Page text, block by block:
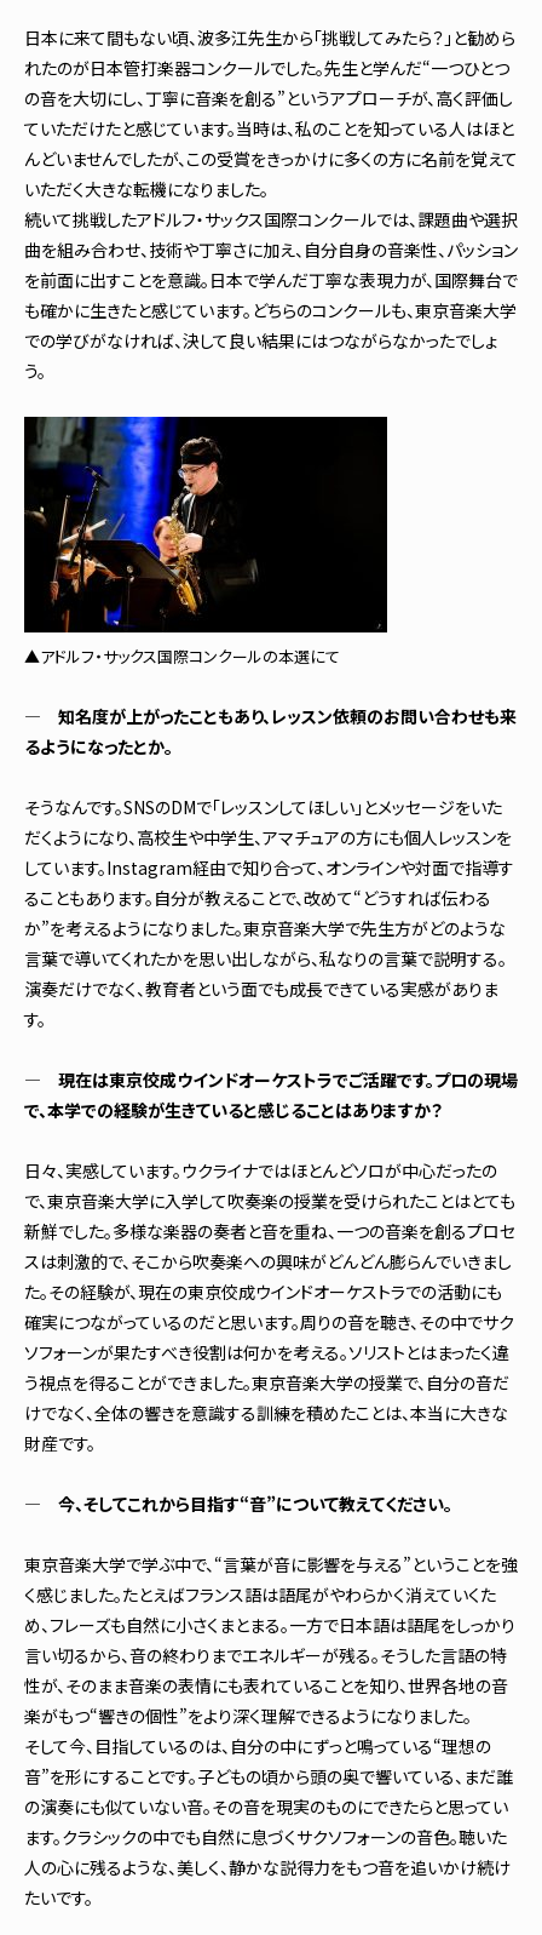
日本に来て間もない頃、波多江先生から「挑戦してみたら？」と勧めら
れたのが日本管打楽器コンクールでした。先生と学んだ“一つひとつ
の音を大切にし、丁寧に音楽を創る”というアプローチが、高く評価し
ていただけたと感じています。当時は、私のことを知っている人はほと
んどいませんでしたが、この受賞をきっかけに多くの方に名前を覚えて
いただく大きな転機になりました。
続いて挑戦したアドルフ・サックス国際コンクールでは、課題曲や選択
曲を組み合わせ、技術や丁寧さに加え、自分自身の音楽性、パッション
を前面に出すことを意識。日本で学んだ丁寧な表現力が、国際舞台で
も確かに生きたと感じています。どちらのコンクールも、東京音楽大学
での学びがなければ、決して良い結果にはつながらなかったでしょ
う。
▲アドルフ・サックス国際コンクールの本選にて
― 知名度が上がったこともあり、レッスン依頼のお問い合わせも来
るようになったとか。
そうなんです。SNSのDMで「レッスンしてほしい」とメッセージをいた
だくようになり、高校生や中学生、アマチュアの方にも個人レッスンを
しています。Instagram経由で知り合って、オンラインや対面で指導す
ることもあります。自分が教えることで、改めて“どうすれば伝わる
か”を考えるようになりました。東京音楽大学で先生方がどのような
言葉で導いてくれたかを思い出しながら、私なりの言葉で説明する。
演奏だけでなく、教育者という面でも成長できている実感がありま
す。
― 現在は東京佼成ウインドオーケストラでご活躍です。プロの現場
で、本学での経験が生きていると感じることはありますか？
日々、実感しています。ウクライナではほとんどソロが中心だったの
で、東京音楽大学に入学して吹奏楽の授業を受けられたことはとても
新鮮でした。多様な楽器の奏者と音を重ね、一つの音楽を創るプロセ
スは刺激的で、そこから吹奏楽への興味がどんどん膨らんでいきまし
た。その経験が、現在の東京佼成ウインドオーケストラでの活動にも
確実につながっているのだと思います。周りの音を聴き、その中でサク
ソフォーンが果たすべき役割は何かを考える。ソリストとはまったく違
う視点を得ることができました。東京音楽大学の授業で、自分の音だ
けでなく、全体の響きを意識する訓練を積めたことは、本当に大きな
財産です。
― 今、そしてこれから目指す“音”について教えてください。
東京音楽大学で学ぶ中で、“言葉が音に影響を与える”ということを強
く感じました。たとえばフランス語は語尾がやわらかく消えていくた
め、フレーズも自然に小さくまとまる。一方で日本語は語尾をしっかり
言い切るから、音の終わりまでエネルギーが残る。そうした言語の特
性が、そのまま音楽の表情にも表れていることを知り、世界各地の音
楽がもつ“響きの個性”をより深く理解できるようになりました。
そして今、目指しているのは、自分の中にずっと鳴っている“理想の
音”を形にすることです。子どもの頃から頭の奥で響いている、まだ誰
の演奏にも似ていない音。その音を現実のものにできたらと思ってい
ます。クラシックの中でも自然に息づくサクソフォーンの音色。聴いた
人の心に残るような、美しく、静かな説得力をもつ音を追いかけ続け
たいです。